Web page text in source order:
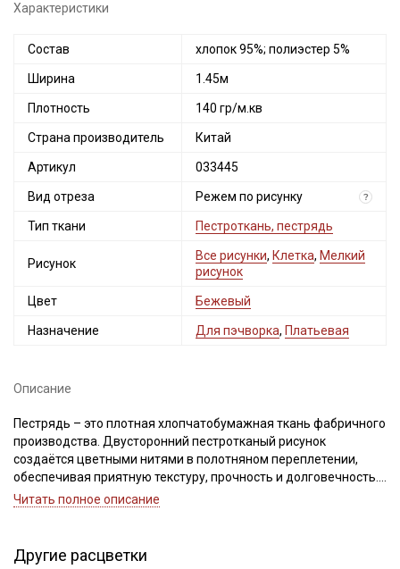
Характеристики
Состав хлопок 95%; полиэстер 5%
Ширина 1.45м
Плотность 140 гр/м.кв
Страна производитель Китай
Артикул 033445
Вид отреза Режем по рисунку ?
Тип ткани Пестроткань, пестрядь
Рисунок
Все рисунки, Клетка, Мелкий
рисунок
Цвет Бежевый
Назначение Для пэчворка, Платьевая
Описание
Пестрядь – это плотная хлопчатобумажная ткань фабричного
производства. Двусторонний пестротканый рисунок
создаётся цветными нитями в полотняном переплетении,
обеспечивая приятную текстуру, прочность и долговечность.
текстиля: покрывал, декоративных подушек, скатертей,
Читать полное описание
Другие расцветки